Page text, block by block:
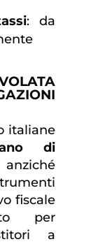
: da
italiane
di
anziché
fiscale
per
a